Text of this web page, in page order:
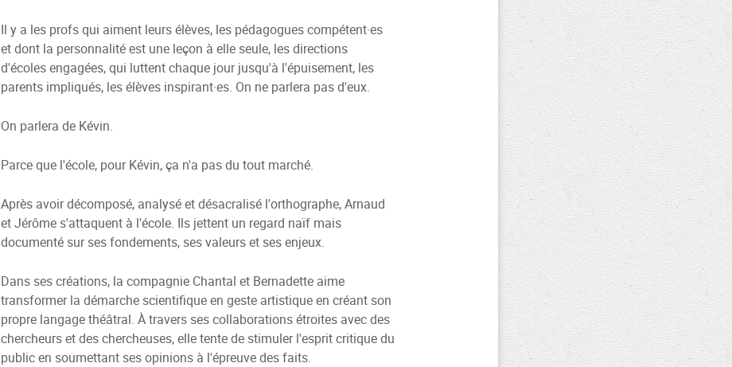
Il y a les profs qui aiment leurs élèves, les pédagogues compétent·es
et dont la personnalité est une leçon à elle seule, les directions
d'écoles engagées, qui luttent chaque jour jusqu'à l'épuisement, les
parents impliqués, les élèves inspirant·es. On ne parlera pas d'eux.
On parlera de Kévin.
Parce que l'école, pour Kévin, ça n'a pas du tout marché.
Après avoir décomposé, analysé et désacralisé l'orthographe, Arnaud
et Jérôme s'attaquent à l'école. Ils jettent un regard naïf mais
documenté sur ses fondements, ses valeurs et ses enjeux.
Dans ses créations, la compagnie Chantal et Bernadette aime
transformer la démarche scientifique en geste artistique en créant son
propre langage théâtral. À travers ses collaborations étroites avec des
chercheurs et des chercheuses, elle tente de stimuler l'esprit critique du
public en soumettant ses opinions à l'épreuve des faits.